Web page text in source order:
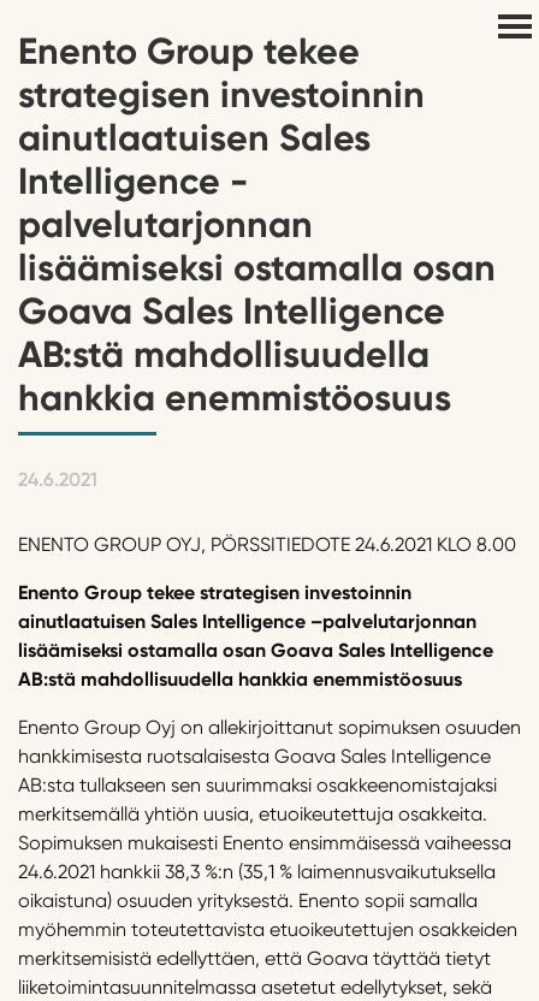
Enento Group tekee
strategisen investoinnin
ainutlaatuisen Sales
Intelligence -
palvelutarjonnan
lisäämiseksi ostamalla osan
Goava Sales Intelligence
AB:stä mahdollisuudella
hankkia enemmistöosuus
24.6.2021
ENENTO GROUP OYJ, PÖRSSITIEDOTE 24.6.2021 KLO 8.00
Enento Group tekee strategisen investoinnin
ainutlaatuisen Sales Intelligence –palvelutarjonnan
lisäämiseksi ostamalla osan Goava Sales Intelligence
AB:stä mahdollisuudella hankkia enemmistöosuus
Enento Group Oyj on allekirjoittanut sopimuksen osuuden
hankkimisesta ruotsalaisesta Goava Sales Intelligence
AB:sta tullakseen sen suurimmaksi osakkeenomistajaksi
merkitsemällä yhtiön uusia, etuoikeutettuja osakkeita.
Sopimuksen mukaisesti Enento ensimmäisessä vaiheessa
24.6.2021 hankkii 38,3 %:n (35,1 % laimennusvaikutuksella
oikaistuna) osuuden yrityksestä. Enento sopii samalla
myöhemmin toteutettavista etuoikeutettujen osakkeiden
merkitsemisistä edellyttäen, että Goava täyttää tietyt
liiketoimintasuunnitelmassa asetetut edellytykset, sekä